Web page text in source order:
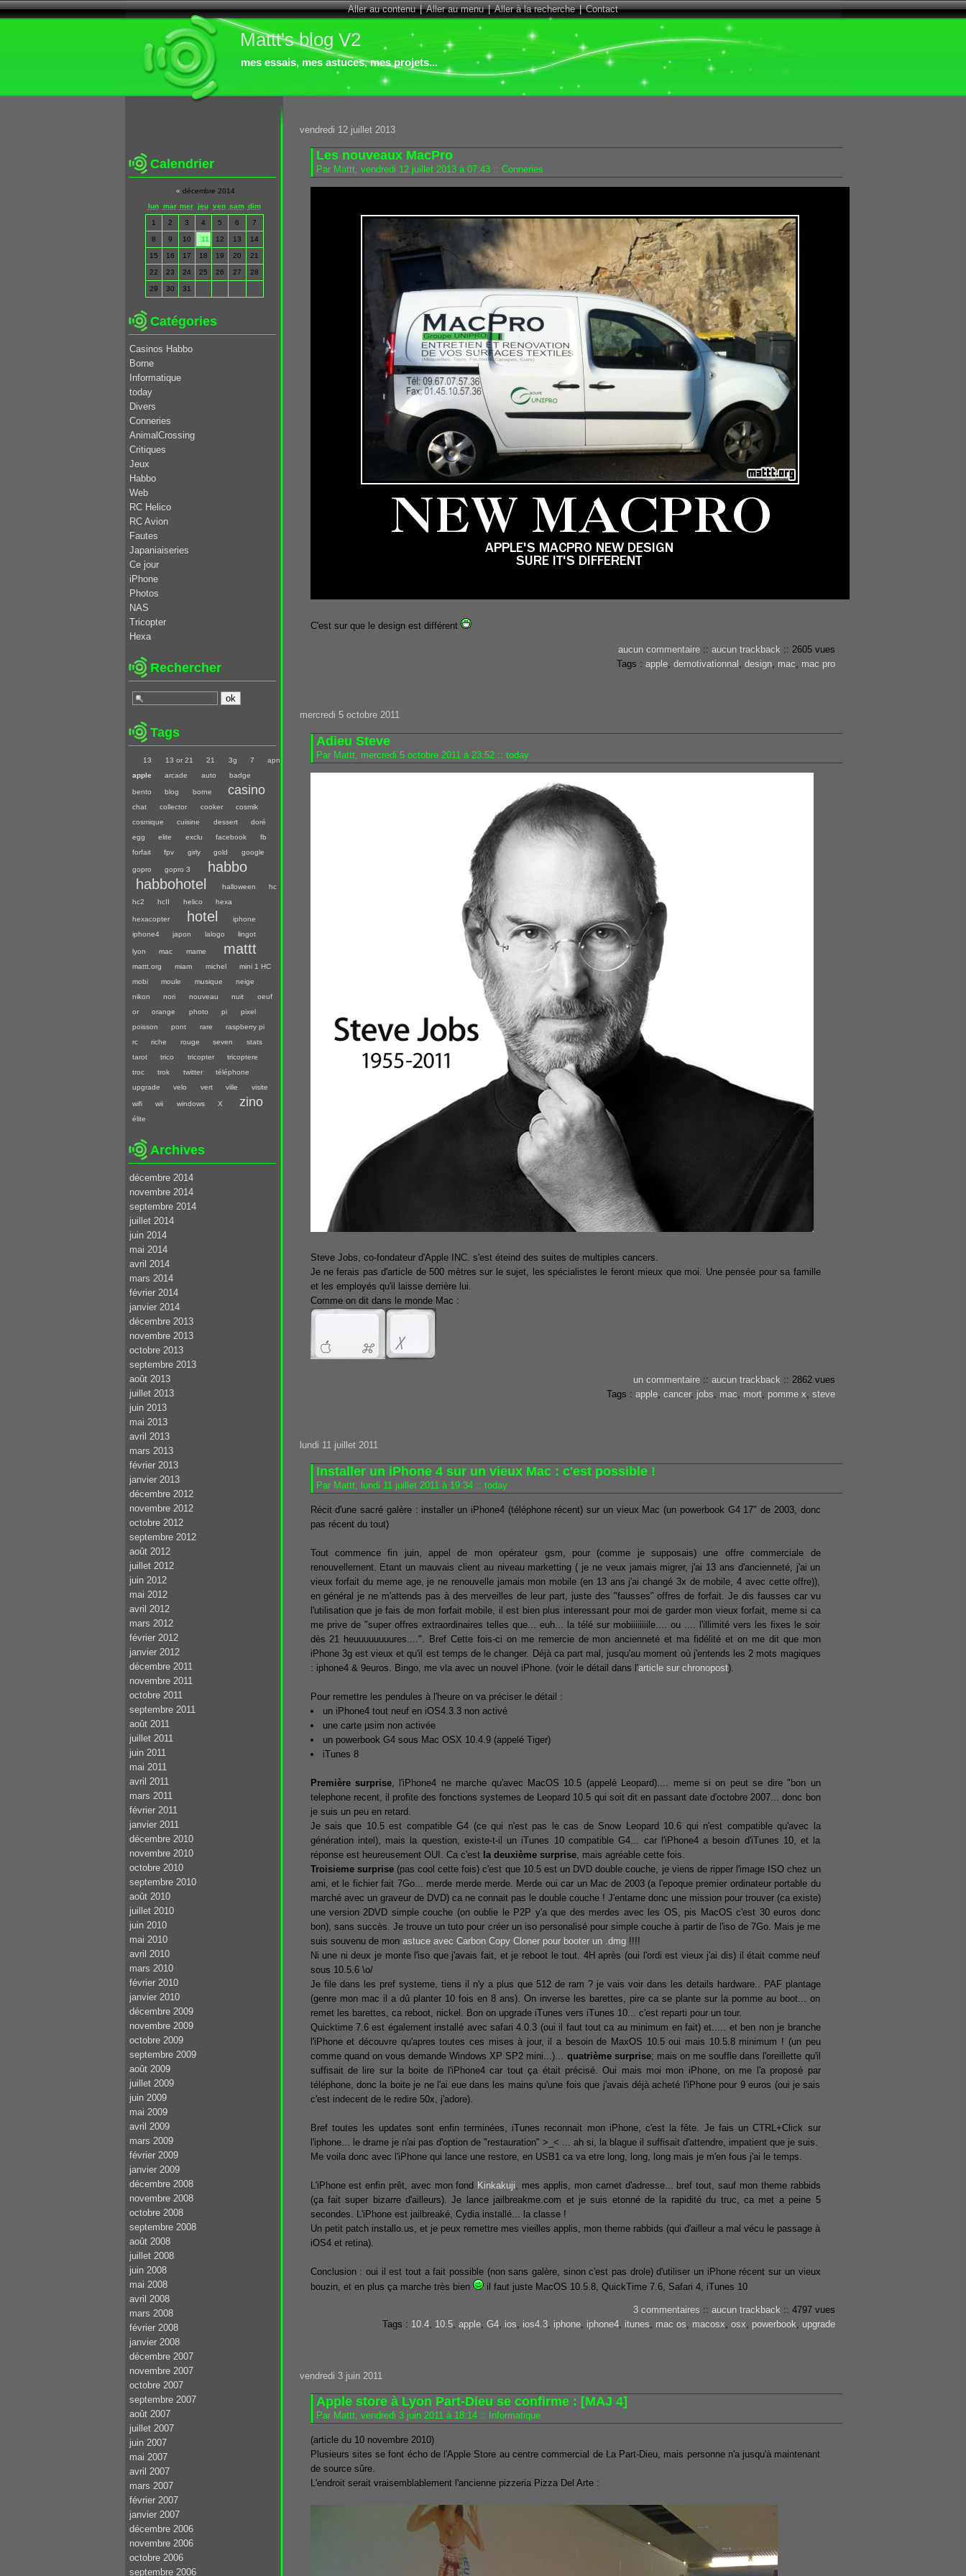
Aller au contenu|Aller au menu|Aller à la recherche|Contact
Mattt's blog V2
mes essais, mes astuces, mes projets...
vendredi 12 juillet 2013
Les nouveaux MacPro
Par Mattt, vendredi 12 juillet 2013 à 07:43 :: Conneries
C'est sur que le design est différent
aucun commentaire :: aucun trackback :: 2605 vues
Tags : apple, demotivationnal , design, mac, mac pro
mercredi 5 octobre 2011
Adieu Steve
Par Mattt, mercredi 5 octobre 2011 à 23:52 :: today
Steve Jobs, co-fondateur d'Apple INC. s'est éteind des suites de multiples cancers.
Je ne ferais pas d'article de 500 mètres sur le sujet, les spécialistes le feront mieux que moi. Une pensée pour sa famille
et les employés qu'il laisse derrière lui.
Comme on dit dans le monde Mac :
un commentaire :: aucun trackback :: 2862 vues
Tags : apple, cancer, jobs mac mort, pomme x steve
lundi 11 juillet 2011
Installer un iPhone 4 sur un vieux Mac : c'est possible !
Par Mattt, lundi 11 juillet 2011 à 19:34 :: today
Récit d'une sacré galère : installer un iPhone4 (téléphone récent) sur un vieux Mac (un powerbook G4 17" de 2003, donc
pas récent du tout)
Tout commence fin juin, appel de mon opérateur gsm, pour (comme je supposais) une offre commerciale de
renouvellement. Etant un mauvais client au niveau marketting ( je ne veux jamais migrer, j'ai 13 ans d'ancienneté, j'ai un
vieux forfait du meme age, je ne renouvelle jamais mon mobile (en 13 ans j'ai changé 3x de mobile, 4 avec cette offre)),
en général je ne m'attends pas à des merveilles de leur part, juste des "fausses" offres de forfait. Je dis fausses car vu
l'utilisation que je fais de mon forfait mobile, il est bien plus interessant pour moi de garder mon vieux forfait, meme si ca
me prive de "super offres extraordinaires telles que... euh... la télé sur mobiiiiiiiile.... ou .... l'illimité vers les fixes le soir
dès 21 heuuuuuuuures....". Bref Cette fois-ci on me remercie de mon ancienneté et ma fidélité et on me dit que mon
iPhone 3g est vieux et qu'il est temps de le changer. Déjà ca part mal, jusqu'au moment où j'entends les 2 mots magiques
: iphone4 & 9euros. Bingo, me vla avec un nouvel iPhone. (voir le détail dans l'article sur chronopost).
Pour remettre les pendules à l'heure on va préciser le détail :
un iPhone4 tout neuf en iOS4.3.3 non activé
une carte µsim non activée
un powerbook G4 sous Mac OSX 10.4.9 (appelé Tiger)
iTunes 8
Première surprise, l'iPhone4 ne marche qu'avec MacOS 10.5 (appelé Leopard).... meme si on peut se dire "bon un
telephone recent, il profite des fonctions systemes de Leopard 10.5 qui soit dit en passant date d'octobre 2007... donc bon
je suis un peu en retard.
Je sais que 10.5 est compatible G4 (ce qui n'est pas le cas de Snow Leopard 10.6 qui n'est compatible qu'avec la
génération intel), mais la question, existe-t-il un iTunes 10 compatible G4... car l'iPhone4 a besoin d'iTunes 10, et la
réponse est heureusement OUI. Ca c'est la deuxième surprise, mais agréable cette fois.
Troisieme surprise(pas cool cette fois) c'est que 10.5 est un DVD double couche, je viens de ripper l'image ISO chez un
ami, et le fichier fait 7Go... merde merde merde. Merde oui car un Mac de 2003 (a l'epoque premier ordinateur portable du
marché avec un graveur de DVD) ca ne connait pas le double couche ! J'entame donc une mission pour trouver (ca existe)
une version 2DVD simple couche (on oublie le P2P y'a que des merdes avec les OS, pis MacOS c'est 30 euros donc
bon), sans succès. Je trouve un tuto pour créer un iso personalisé pour simple couche à partir de l'iso de 7Go. Mais je me
suis souvenu de monastuce avec Carbon Copy Cloner pour booter un .dmg!!!!
Ni une ni deux je monte l'iso que j'avais fait, et je reboot le tout. 4H après (oui l'ordi est vieux j'ai dis) il était comme neuf
sous 10.5.6 \o/
Je file dans les pref systeme, tiens il n'y a plus que 512 de ram ? je vais voir dans les details hardware.. PAF plantage
(genre mon mac il a dû planter 10 fois en 8 ans). On inverse les barettes, pire ca se plante sur la pomme au boot... on
remet les barettes, ca reboot, nickel. Bon on upgrade iTunes vers iTunes 10... c'est reparti pour un tour.
Quicktime 7.6 est également installé avec safari 4.0.3 (oui il faut tout ca au minimum en fait) et..... et ben non je branche
l'iPhone et découvre qu'apres toutes ces mises à jour, il a besoin de MaxOS 10.5 oui mais 10.5.8 minimum ! (un peu
comme quand on vous demande Windows XP SP2 mini...)... quatrième surprise; mais on me souffle dans l'oreillette qu'il
suffisait de lire sur la boite de l'iPhone4 car tout ça était précisé. Oui mais moi mon iPhone, on me l'a proposé par
téléphone, donc la boite je ne l'ai eue dans les mains qu'une fois que j'avais déjà acheté l'iPhone pour 9 euros (oui je sais
c'est indecent de le redire 50x, j'adore).
Bref toutes les updates sont enfin terminées, iTunes reconnait mon iPhone, c'est la fête. Je fais un CTRL+Click sur
l'iphone... le drame je n'ai pas d'option de "restauration" >_< ... ah si, la blague il suffisait d'attendre, impatient que je suis.
Me voila donc avec l'iPhone qui lance une restore, en USB1 ca va etre long, long, long mais je m'en fous j'ai le temps.
L'iPhone est enfin prêt, avec mon fond Kinkakuji , mes applis, mon carnet d'adresse... bref tout, sauf mon theme rabbids
(ça fait super bizarre d'ailleurs). Je lance jailbreakme.com et je suis etonné de la rapidité du truc, ca met a peine 5
secondes. L'iPhone est jailbreaké, Cydia installé... la classe !
Un petit patch installo.us, et je peux remettre mes vieilles applis, mon theme rabbids (qui d'ailleur a mal vécu le passage à
iOS4 et retina).
Conclusion : oui il est tout a fait possible (non sans galère, sinon c'est pas drole) d'utiliser un iPhone récent sur un vieux
bouzin, et en plus ça marche très bien
il faut juste MacOS 10.5.8, QuickTime 7.6, Safari 4, iTunes 10
3 commentaires :: aucun trackback :: 4797 vues
Tags : 10.4, 10.5, apple, G4, ios, ios4.3, iphone, iphone4, itunes, mac os, macosx, osx, powerbook, upgrade
vendredi 3 juin 2011
Apple store à Lyon Part-Dieu se confirme : [MAJ 4]
Par Mattt, vendredi 3 juin 2011 à 18:14 :: Informatique
(article du 10 novembre 2010)
Plusieurs sites se font écho de l'Apple Store au centre commercial de La Part-Dieu, mais personne n'a jusqu'à maintenant
de source sûre.
L'endroit serait vraisemblablement l'ancienne pizzeria Pizza Del Arte :
Calendrier
« décembre 2014
lun mar mer jeu ven sam dim
1 2 3 4 5 6 7
8 9 10 11 12 13 14
15 16 17 18 19 20 21
22 23 24 25 26 27 28
29 30 31
Catégories
Casinos Habbo
Borne
Informatique
today
Divers
Conneries
AnimalCrossing
Critiques
Jeux
Habbo
Web
RC Helico
RC Avion
Fautes
Japaniaiseries
Ce jour
iPhone
Photos
NAS
Tricopter
Hexa
Rechercher
Tags
13 13 or 21 21 3g 7
apn
apple
arcade auto badge
bento blog borne casino
chat collector cooker
cosmik
cosmique
cuisine dessert
doré
egg
elite exclu facebook
fb
forfait
fpv girly gold google
gopro gopro 3
habbo
habbohotel
halloween
hc
hc2
hcII helico hexa
hexacopter hotel
iphone
iphone4
japon lalogo lingot
lyon mac mame mattt
mattt.org miam michel
mini 1 HC
mobi
moule musique
neige
nikon
nori nouveau nuit
oeuf
or
orange photo pi
pixel
poisson
pont rare
raspberry pi
rc
riche rouge seven
stats
tarot
trico tricopter
tricoptere
troc
trok twitter
téléphone
upgrade
velo vert ville visite
wifi wii windows X zino
élite
Archives
décembre 2014
novembre 2014
septembre 2014
juillet 2014
juin 2014
mai 2014
avril 2014
mars 2014
février 2014
janvier 2014
décembre 2013
novembre 2013
octobre 2013
septembre 2013
août 2013
juillet 2013
juin 2013
mai 2013
avril 2013
mars 2013
février 2013
janvier 2013
décembre 2012
novembre 2012
octobre 2012
septembre 2012
août 2012
juillet 2012
juin 2012
mai 2012
avril 2012
mars 2012
février 2012
janvier 2012
décembre 2011
novembre 2011
octobre 2011
septembre 2011
août 2011
juillet 2011
juin 2011
mai 2011
avril 2011
mars 2011
février 2011
janvier 2011
décembre 2010
novembre 2010
octobre 2010
septembre 2010
août 2010
juillet 2010
juin 2010
mai 2010
avril 2010
mars 2010
février 2010
janvier 2010
décembre 2009
novembre 2009
octobre 2009
septembre 2009
août 2009
juillet 2009
juin 2009
mai 2009
avril 2009
mars 2009
février 2009
janvier 2009
décembre 2008
novembre 2008
octobre 2008
septembre 2008
août 2008
juillet 2008
juin 2008
mai 2008
avril 2008
mars 2008
février 2008
janvier 2008
décembre 2007
novembre 2007
octobre 2007
septembre 2007
août 2007
juillet 2007
juin 2007
mai 2007
avril 2007
mars 2007
février 2007
janvier 2007
décembre 2006
novembre 2006
octobre 2006
septembre 2006